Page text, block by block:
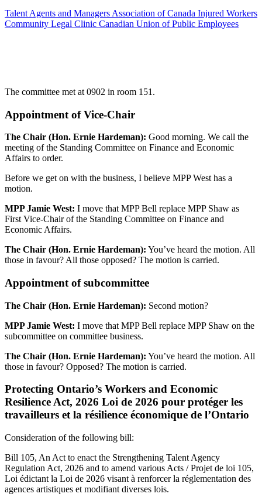
Talent Agents and Managers Association of Canada Injured Workers
Community Legal Clinic Canadian Union of Public Employees
The committee met at 0902 in room 151.
Appointment of Vice-Chair
The Chair (Hon. Ernie Hardeman): Good morning. We call the
meeting of the Standing Committee on Finance and Economic
Affairs to order.
Before we get on with the business, I believe MPP West has a
motion.
MPP Jamie West: I move that MPP Bell replace MPP Shaw as
First Vice-Chair of the Standing Committee on Finance and
Economic Affairs.
The Chair (Hon. Ernie Hardeman): You’ve heard the motion. All
those in favour? All those opposed? The motion is carried.
Appointment of subcommittee
The Chair (Hon. Ernie Hardeman): Second motion?
MPP Jamie West: I move that MPP Bell replace MPP Shaw on the
subcommittee on committee business.
The Chair (Hon. Ernie Hardeman): You’ve heard the motion. All
those in favour? Opposed? The motion is carried.
Protecting Ontario’s Workers and Economic
Resilience Act, 2026 Loi de 2026 pour protéger les
travailleurs et la résilience économique de l’Ontario
Consideration of the following bill:
Bill 105, An Act to enact the Strengthening Talent Agency
Regulation Act, 2026 and to amend various Acts / Projet de loi 105,
Loi édictant la Loi de 2026 visant à renforcer la réglementation des
agences artistiques et modifiant diverses lois.